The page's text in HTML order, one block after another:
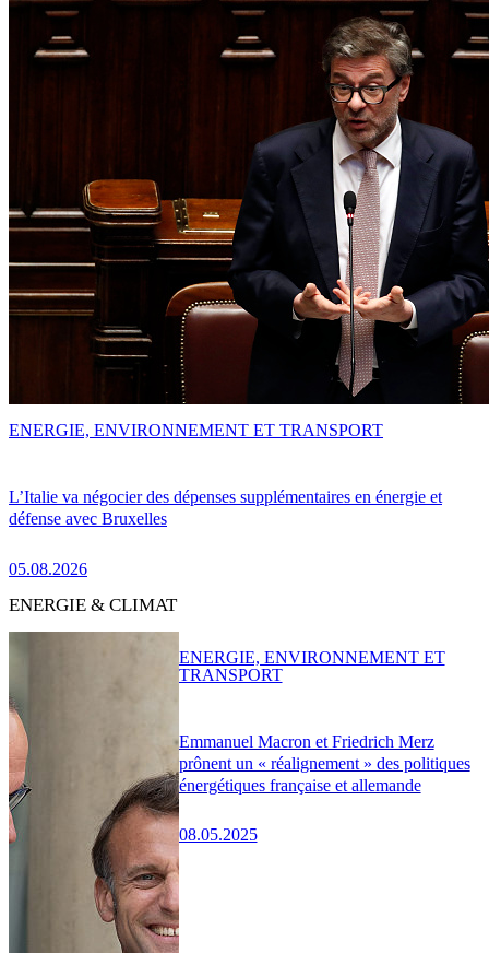
L’Italie va négocier des dépenses supplémentaires en énergie et
défense avec Bruxelles
05.08.2026
ENERGIE, ENVIRONNEMENT ET TRANSPORT
ENERGIE & CLIMAT
Emmanuel Macron et Friedrich Merz
prônent un « réalignement » des politiques
énergétiques française et allemande
08.05.2025
ENERGIE, ENVIRONNEMENT ET
TRANSPORT